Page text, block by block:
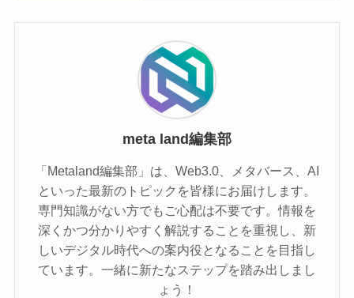
meta land編集部
「Metaland編集部」は、Web3.0、メタバース、AI
といった最新のトピックを皆様にお届けします。
専門知識がない方でもご心配は不要です。情報を
深くかつ分かりやすく解説することを重視し、新
しいデジタル時代への案内役となることを目指し
ています。一緒に新たなステップを踏み出しまし
ょう！